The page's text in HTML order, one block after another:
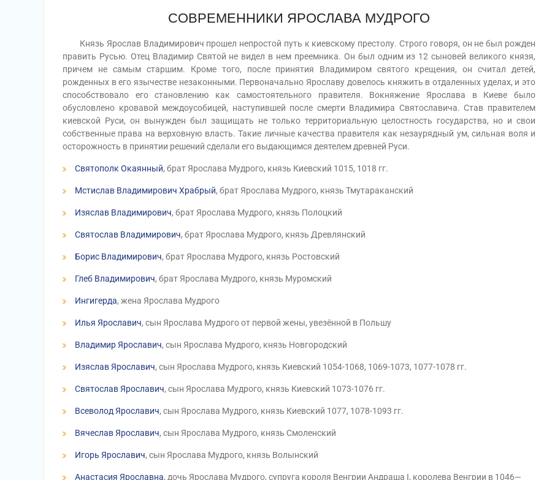
СОВРЕМЕННИКИ ЯРОСЛАВА МУДРОГО
Князь Ярослав Владимирович прошел непростой путь к киевскому престолу. Строго говоря, он не был рожден
править Русью. Отец Владимир Святой не видел в нем преемника. Он был одним из 12 сыновей великого князя,
причем не самым старшим. Кроме того, после принятия Владимиром святого крещения, он считал детей,
рожденных в его язычестве незаконными. Первоначально Ярославу довелось княжить в отдаленных уделах, и это
способствовало его становлению как самостоятельного правителя. Вокняжение Ярослава в Киеве было
обусловлено кровавой междоусобицей, наступившей после смерти Владимира Святославича. Став правителем
киевской Руси, он вынужден был защищать не только территориальную целостность государства, но и свои
собственные права на верховную власть. Такие личные качества правителя как незаурядный ум, сильная воля и
осторожность в принятии решений сделали его выдающимся деятелем древней Руси.
Святополк Окаянный, брат Ярослава Мудрого, князь Киевский 1015, 1018 гг.
Мстислав Владимирович Храбрый, брат Ярослава Мудрого, князь Тмутараканский
Изяслав Владимирович, брат Ярослава Мудрого, князь Полоцкий
Святослав Владимирович, брат Ярослава Мудрого, князь Древлянский
Борис Владимирович, брат Ярослава Мудрого, князь Ростовский
Глеб Владимирович, брат Ярослава Мудрого, князь Муромский
Ингигерда, жена Ярослава Мудрого
Илья Ярославич, сын Ярослава Мудрого от первой жены, увезённой в Польшу
Владимир Ярославич, сын Ярослава Мудрого, князь Новгородский
Изяслав Ярославич, сын Ярослава Мудрого, князь Киевский 1054-1068, 1069-1073, 1077-1078 гг.
Святослав Ярославич, сын Ярослава Мудрого, князь Киевский 1073-1076 гг.
Всеволод Ярославич, сын Ярослава Мудрого, князь Киевский 1077, 1078-1093 гг.
Вячеслав Ярославич, сын Ярослава Мудрого, князь Смоленский
Игорь Ярославич, сын Ярослава Мудрого, князь Волынский
Анастасия Ярославна, дочь Ярослава Мудрого, супруга короля Венгрии Андраша I, королева Венгрии в 1046—